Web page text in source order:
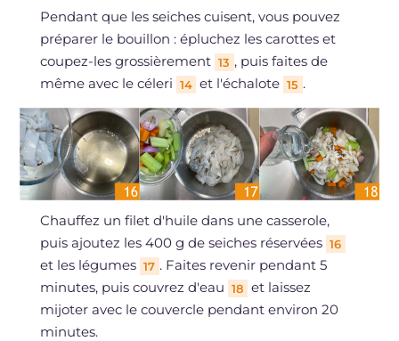
Pendant que les seiches cuisent, vous pouvez
préparer le bouillon : épluchez les carottes et
coupez-les grossièrement 13 , puis faites de
même avec le céleri 14 et l'échalote 15 .
Chauffez un filet d'huile dans une casserole,
puis ajoutez les 400 g de seiches réservées 16
et les légumes 17 . Faites revenir pendant 5
minutes, puis couvrez d'eau 18 et laissez
mijoter avec le couvercle pendant environ 20
minutes.